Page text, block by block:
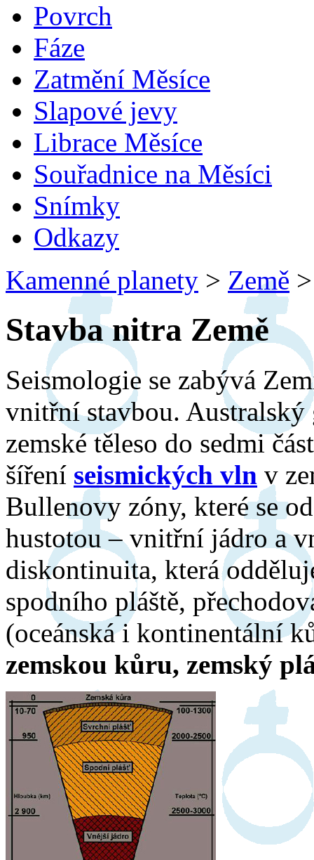
Povrch
Fáze
Zatmění Měsíce
Slapové jevy
Librace Měsíce
Souřadnice na Měsíci
Snímky
Odkazy
Kamenné planety > Země >
Stavba nitra Země
Seismologie se zabývá
vnitřní stavbou.
zemské těleso do sedmi
šíření seismických vln v
Bullenovy zóny, které se
hustotou – vnitřní jádro a
diskontinuita, která
spodního pláště,
(oceánská i kontinentální
zemskou kůru, zemský